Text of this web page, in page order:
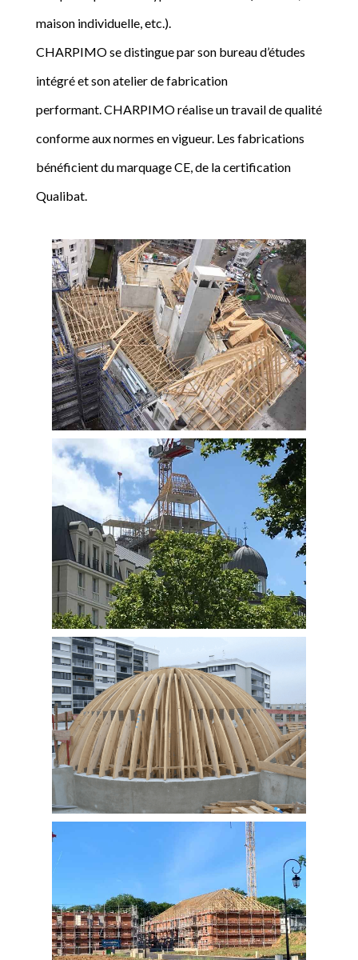
maison individuelle, etc.).
CHARPIMO se distingue par son bureau d’études
intégré et son atelier de fabrication
performant. CHARPIMO réalise un travail de qualité
conforme aux normes en vigueur. Les fabrications
bénéficient du marquage CE, de la certification
Qualibat.